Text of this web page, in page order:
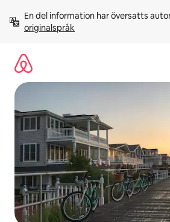
innehåll
En del information har översatts
originalspråk